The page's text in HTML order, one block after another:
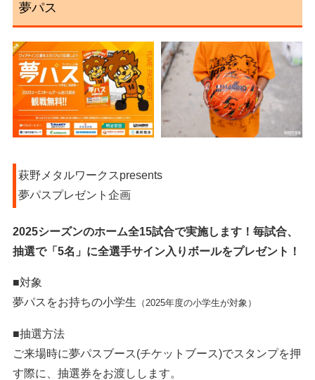
夢パス
萩野メタルワークスpresents
夢パスプレゼント企画
2025シーズンのホーム全15試合で実施します！毎試合、
抽選で「5名」に全選手サイン入りボールをプレゼント！
■対象
夢パスをお持ちの小学生 （2025年度の小学生が対象）
■抽選方法
ご来場時に夢パスブース(チケットブース)でスタンプを押
す際に、抽選券をお渡しします。